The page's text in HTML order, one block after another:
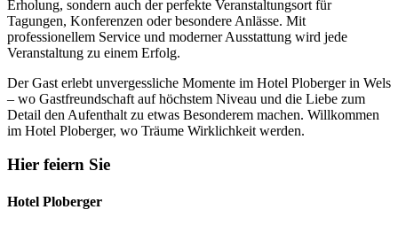
Erholung, sondern auch der perfekte Veranstaltungsort für
Tagungen, Konferenzen oder besondere Anlässe. Mit
professionellem Service und moderner Ausstattung wird jede
Veranstaltung zu einem Erfolg.
Der Gast erlebt unvergessliche Momente im Hotel Ploberger in Wels
– wo Gastfreundschaft auf höchstem Niveau und die Liebe zum
Detail den Aufenthalt zu etwas Besonderem machen. Willkommen
im Hotel Ploberger, wo Träume Wirklichkeit werden.
Hier feiern Sie
Hotel Ploberger